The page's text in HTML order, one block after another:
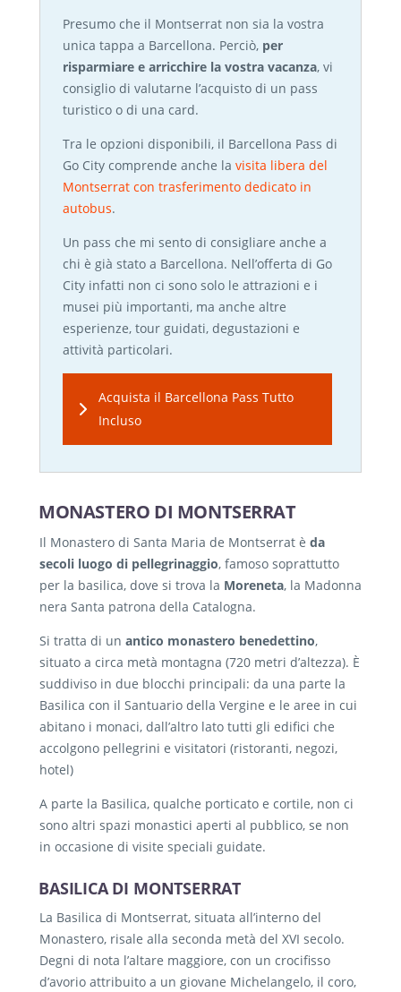
Presumo che il Montserrat non sia la vostra
unica tappa a Barcellona. Perciò, per
risparmiare e arricchire la vostra vacanza, vi
consiglio di valutarne l’acquisto di un pass
turistico o di una card.
Tra le opzioni disponibili, il Barcellona Pass di
Go City comprende anche lavisita libera del
Montserrat con trasferimento dedicato in
autobus.
Un pass che mi sento di consigliare anche a
chi è già stato a Barcellona. Nell’offerta di Go
City infatti non ci sono solo le attrazioni e i
musei più importanti, ma anche altre
esperienze, tour guidati, degustazioni e
attività particolari.
Acquista il Barcellona Pass Tutto
Incluso
MONASTERO DI MONTSERRAT
Il Monastero di Santa Maria de Montserrat è da
secoli luogo di pellegrinaggio, famoso soprattutto
per la basilica, dove si trova la Moreneta, la Madonna
nera Santa patrona della Catalogna.
Si tratta di un antico monastero benedettino,
situato a circa metà montagna (720 metri d’altezza). È
suddiviso in due blocchi principali: da una parte la
Basilica con il Santuario della Vergine e le aree in cui
abitano i monaci, dall’altro lato tutti gli edifici che
accolgono pellegrini e visitatori (ristoranti, negozi,
hotel)
A parte la Basilica, qualche porticato e cortile, non ci
sono altri spazi monastici aperti al pubblico, se non
in occasione di visite speciali guidate.
BASILICA DI MONTSERRAT
La Basilica di Montserrat, situata all’interno del
Monastero, risale alla seconda metà del XVI secolo.
Degni di nota l’altare maggiore, con un crocifisso
d’avorio attribuito a un giovane Michelangelo, il coro,